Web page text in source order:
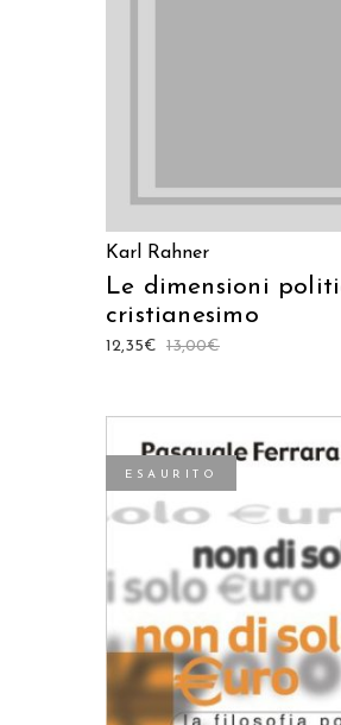
Karl Rahner
Le dimensioni
cristianesimo
13,00€
12,35€
ESAURITO
LEGGI TUTTO